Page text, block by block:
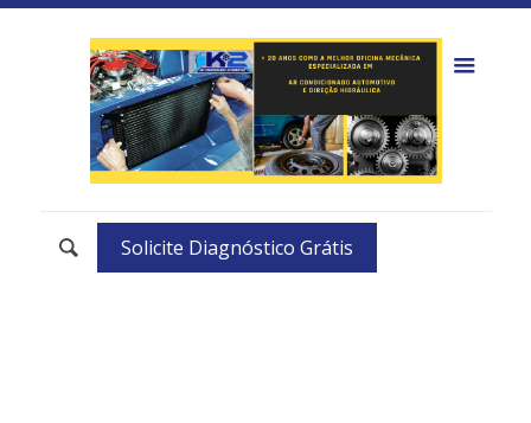
Solicite Diagnóstico Grátis